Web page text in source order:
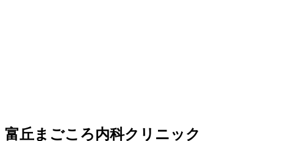
富丘まごころ内科クリニック